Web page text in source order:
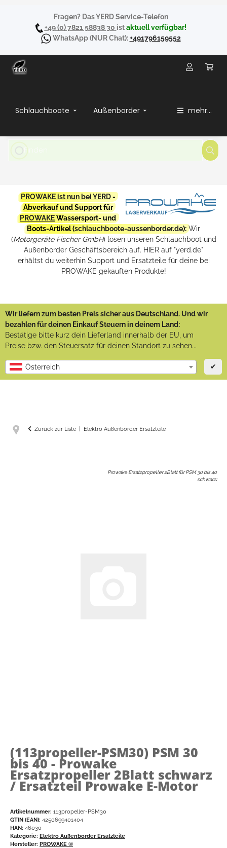
Fragen? Das YERD Service-Telefon
+49 (0) 7821 58838 30 istaktuell verfügbar!
WhatsApp(NUR Chat):+491796159552
Schlauchboote Außenborder mehr...
PROWAKE ist nun bei YERD-
Abverkauf und Support für
PROWAKEWassersport- und
Boots-Artikel (schlauchboote-aussenborder.de): Wir
(Motorgeräte Fischer GmbH) lösen unseren Schlauchboot und
Außenborder Geschäftsbereich auf. HIER auf "yerd.de"
erhältst du weiterhin Support und Ersatzteile für deine bei
PROWAKE gekauften Produkte!
Wir liefern zum besten Preis sicher aus Deutschland. Und wir
bezahlen für deinen Einkauf Steuern in deinem Land:
Bestätige bitte kurz dein Lieferland innerhalb der EU, um
Preise bzw. den Steuersatz für deinen Standort zu sehen...
Österreich ✔
Zurück zur Liste Elektro Außenborder Ersatzteile
Prowake Ersatzpropeller 2Blatt für PSM 30 bis 40
schwarz:
(113propeller-PSM30) PSM 30
bis 40 - Prowake
Ersatzpropeller 2Blatt schwarz
/ Ersatzteil Prowake E-Motor
Artikelnummer: 113propeller-PSM30
GTIN (EAN): 4250699401404
HAN: 46030
Kategorie: Elektro Außenborder Ersatzteile
Hersteller: PROWAKE ®